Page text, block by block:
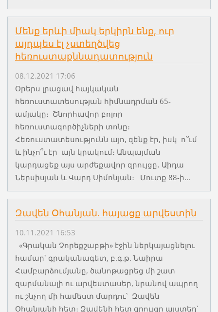
Մենք երևի միակ երկիրն ենք, ուր
այդպես էլ չստեղծվեց
հեռուստաքննադատություն
08.12.2021 17:06
Օրերս լրացավ հայկական
հեռուստատեսության հիմնադրման 65-
ամյակը։ Շնորհավոր բոլոր
հեռուստագործիչների տոնը։
Հեռուստատեսությունն այո, զենք էր, իսկ ո՞ւմ
և ինչո՞ւ էր այն կրակում։ Անպայման
կարդացեք այս արժեքավոր զրույցը․ Աիդա
Ներսիսյան և Վարդ Սիմոնյան։ Մուտք 88-ի...
Զավեն Օհանյան. հայացք արվեստին
10.11.2021 16:53
«Գրական Չորեքշաբթի» էջին ներկայացնելու
համար՝ գրականագետ, բ.գ.թ. Նաիրա
Համբարձումյանը, ծանոթացրեց մի շատ
զարմանալի ու արվեստասեր, նրանով ապրող
ու շնչող մի համեստ մարդու՝ Զավեն
Օհանյանի հետ։ Զավենի հետ զրույցը այստեղ՝